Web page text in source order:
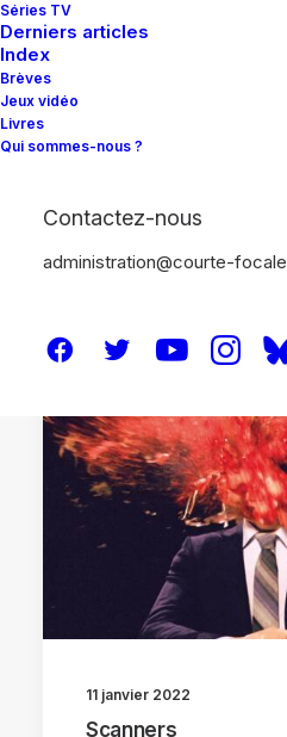
Séries TV
Derniers articles
Index
Brèves
Jeux vidéo
Livres
Qui sommes-nous ?
Contactez-nous
administration@courte-
11 janvier 2022
Scanners